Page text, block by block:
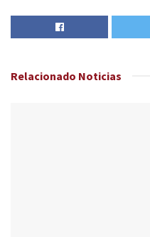
Relacionado Noticias